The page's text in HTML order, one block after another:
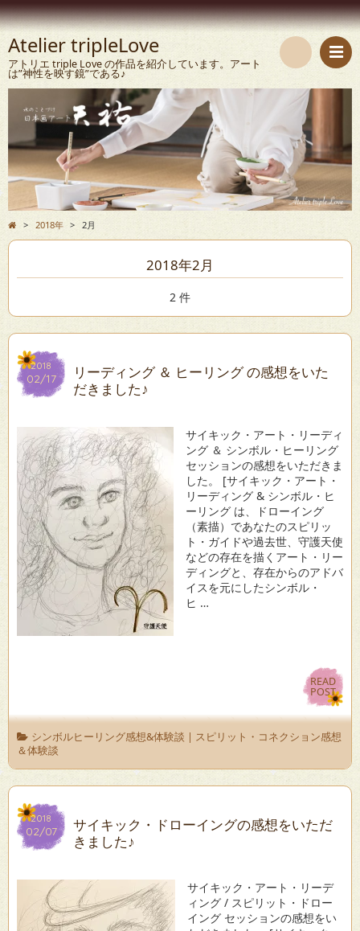
Atelier tripleLove
アトリエ triple Love の作品を紹介しています。アート
は”神性を映す鏡”である♪
検
> 2018年 > 2月
2018年2月
2 件
2018
02/17
2018
02/17
リーディング ＆ ヒーリング の感想をいた
だきました♪
サイキック・アート・リーディ
ング ＆ シンボル・ヒーリング
セッションの感想をいただきま
した。 [サイキック・アート・
リーディング & シンボル・ヒ
ーリング は、ドローイング
（素描）であなたのスピリッ
ト・ガイドや過去世、守護天使
などの存在を描くアート・リー
ディングと、存在からのアドバ
イスを元にしたシンボル・
ヒ …
READ
POST
READ
POST
シンボルヒーリング感想&体験談 | スピリット・コネクション感想
＆体験談
2018
02/07
2018
02/07
サイキック・ドローイングの感想をいただ
きました♪
サイキック・アート・リーデ
ィング / スピリット・ドロー
イング セッションの感想をい